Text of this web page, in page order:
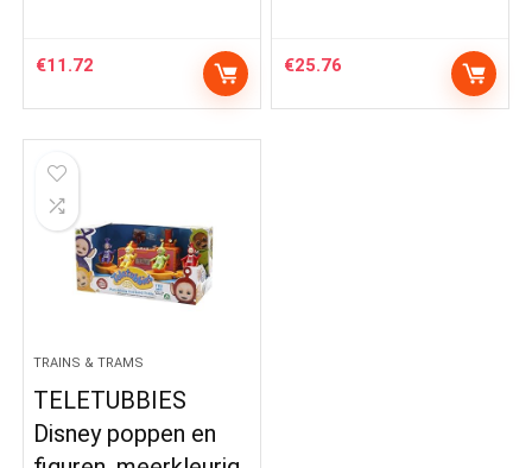
€11.72 €25.76
TRAINS & TRAMS
TELETUBBIES
Disney poppen en